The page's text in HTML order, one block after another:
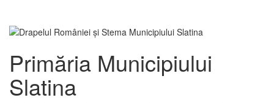
Primăria Municipiului
Slatina